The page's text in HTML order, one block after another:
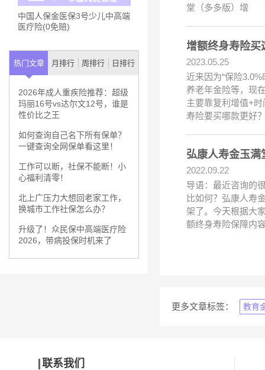
中国人保金医保3号少儿中高端
医疗险(0免赔)
热门文章 月排行 周排行 日排行
2026年成人重疾险推荐：超级
玛丽16号vs达尔文12号，谁是
性价比之王
如何查询自己名下所有保单？
一键查询全网保单看这里！
工作可以断，社保不能断！小
心福利清零！
北上广压力大想回老家工作，
换城市工作社保怎么办？
升级了！众民保中高端医疗险
2026，带病投保时机来了
堂（多多版）增
增额终身寿险买
2023.05.25
近来因为“保险
养老年金险等，现
主要靠复利增值+
寿险要买哪款更好
弘康人寿金玉满
2022.09.22
导语：最近咨询的
比如何？弘康人寿
架了。今天根据大
额终身寿险保障内
更多文章标签： 教育
联系我们